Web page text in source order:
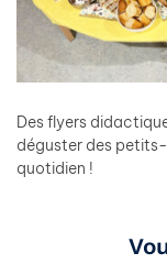
Des flyers
déguster des
quotidien !